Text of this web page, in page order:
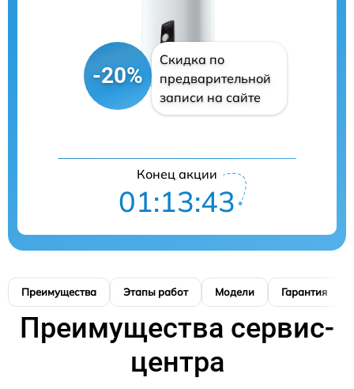
-20%
Скидка по
предварительной
записи на сайте
Конец акции
01:13:42
Преимущества Этапы работ Модели Гарантия
Преимущества сервис-
центра